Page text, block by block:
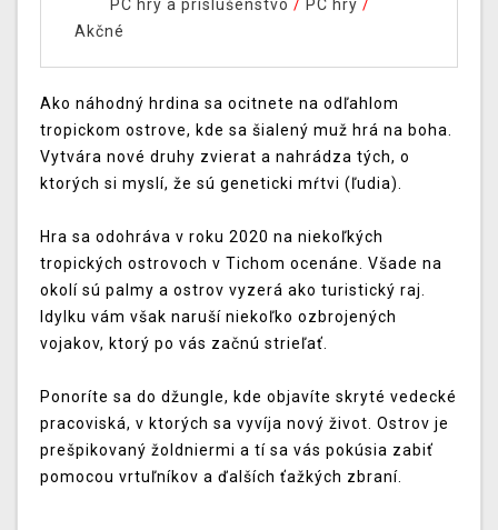
PC hry a príslušenstvo / PC hry /
Akčné
Ako náhodný hrdina sa ocitnete na odľahlom
tropickom ostrove, kde sa šialený muž hrá na boha.
Vytvára nové druhy zvierat a nahrádza tých, o
ktorých si myslí, že sú geneticki mŕtvi (ľudia).
Hra sa odohráva v roku 2020 na niekoľkých
tropických ostrovoch v Tichom ocenáne. Všade na
okolí sú palmy a ostrov vyzerá ako turistický raj.
Idylku vám však naruší niekoľko ozbrojených
vojakov, ktorý po vás začnú strieľať.
Ponoríte sa do džungle, kde objavíte skryté vedecké
pracoviská, v ktorých sa vyvíja nový život. Ostrov je
prešpikovaný žoldniermi a tí sa vás pokúsia zabiť
pomocou vrtuľníkov a ďalších ťažkých zbraní.